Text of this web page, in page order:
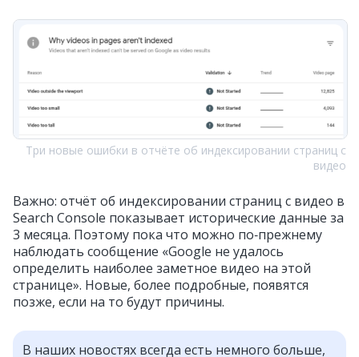
Три новые ошибки в отчёте об индексировании страниц с
видео
Важно: отчёт об индексировании страниц с видео в
Search Console показывает исторические данные за
3 месяца. Поэтому пока что можно по‑прежнему
наблюдать сообщение «Google не удалось
определить наиболее заметное видео на этой
странице». Новые, более подробные, появятся
позже, если на то будут причины.
В наших новостях всегда есть немного больше,